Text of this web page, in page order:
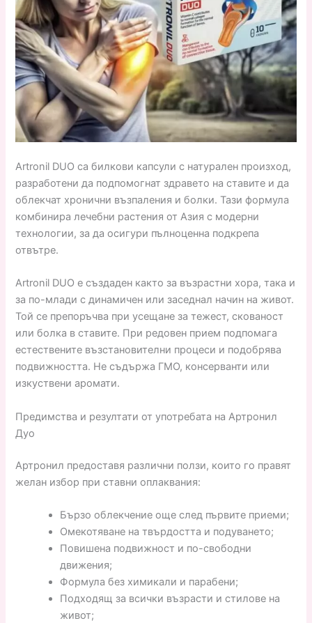
Artronil DUO са билкови капсули с натурален произход,
разработени да подпомогнат здравето на ставите и да
облекчат хронични възпаления и болки. Тази формула
комбинира лечебни растения от Азия с модерни
технологии, за да осигури пълноценна подкрепа
отвътре.
Artronil DUO е създаден както за възрастни хора, така и
за по-млади с динамичен или заседнал начин на живот.
Той се препоръчва при усещане за тежест, скованост
или болка в ставите. При редовен прием подпомага
естествените възстановителни процеси и подобрява
подвижността. Не съдържа ГМО, консерванти или
изкуствени аромати.
Предимства и резултати от употребата на Артронил
Дуо
Артронил предоставя различни ползи, които го правят
желан избор при ставни оплаквания:
Бързо облекчение още след първите приеми;
Омекотяване на твърдостта и подуването;
Повишена подвижност и по-свободни
движения;
Формула без химикали и парабени;
Подходящ за всички възрасти и стилове на
живот;